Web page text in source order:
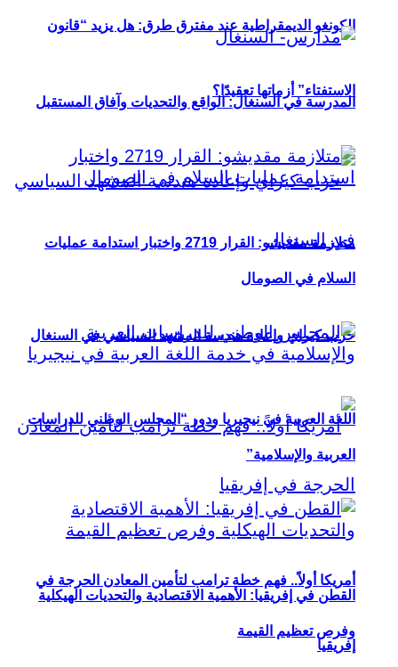
الكونغو الديمقراطية عند مفترق طرق: هل يزيد “قانون
الاستفتاء” أزماتها تعقيدًا؟
حزب كيراي وإعادة هندسة المشهد السياسي في السنغال
أمريكا أولاً.. فهم خطة ترامب لتأمين المعادن الحرجة في
إفريقيا
المدرسة في السنغال: الواقع والتحديات وآفاق المستقبل
متلازمة مقديشو: القرار 2719 واختبار استدامة عمليات
السلام في الصومال
اللغة العربية في نيجيريا ودور “المجلس الوطني للدراسات
العربية والإسلامية”
القطن في إفريقيا: الأهمية الاقتصادية والتحديات الهيكلية
وفرص تعظيم القيمة